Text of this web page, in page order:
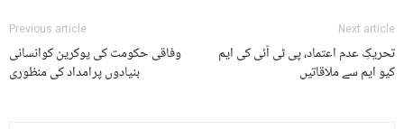
Previous article
وفاقی حکومت کی یوکرین کوانسانی
بنیادوں پرامداد کی منظوری
Next article
تحریکِ عدم اعتماد، پی ٹی آئی کی ایم
کیو ایم سے ملاقاتیں